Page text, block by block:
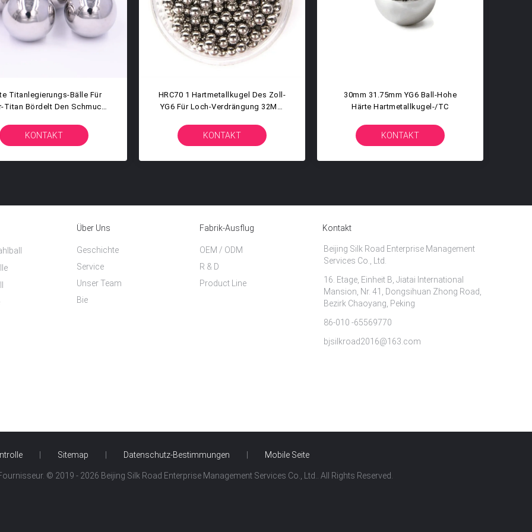
20mm Hoher Poliertitanball-
Ausgezeichnete
KONTAKT
30mm 31.75mm Karbid-Ball-
Hartmetall-Stahllager-Bälle Härte-
KONTAKT
Runde Zink-Ball-Harte
Hartmetallkugel Für Die Präzision,
KONTAKT
Über Uns
Bie
Geschichte
Service
Unser Team
Fabrik-Ausflug
Product Line
OEM / ODM
R & D
Kontakt
Beijing Silk Road Enterprise Management
Services Co., Ltd.
16. Etage, Einheit B, Jiatai International
Mansion, Nr. 41, Dongsihuan Zhong Road,
Bezirk Chaoyang, Peking
86-010 -65569770
bjsilkroad2016@163.com
Sitemap Datenschutz-Bestimmungen Mobile Seite
© 2019 - 2026 Beijing Silk Road Enterprise Management Services Co., Ltd.. All Rights Reserved.